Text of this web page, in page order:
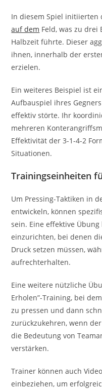
In diesem Spiel initiierten
auf dem Feld, was zu
Halbzeit führte. Dieser
ihnen, innerhalb der
erzielen.
Ein weiteres Beispiel ist
Aufbauspiel ihres
effektiv störte. Ihr
mehreren
Effektivität der 3-1-4-2
Situationen.
Trainingseinheiten
Um Pressing-Taktiken in
entwickeln, können
sein. Eine effektive
einzurichten, bei denen
Druck setzen müssen,
aufrechterhalten.
Eine weitere nützliche
Erholen”-Training, bei
zu pressen und dann
zurückzukehren, wenn
die Bedeutung von
verstärken.
Trainer können auch
einbeziehen, um